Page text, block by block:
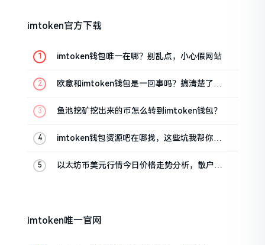
imtoken官方下载
imtoken钱包唯一在哪？别乱点，小心假网站
欧意和imtoken钱包是一回事吗？搞清楚了再
鱼池挖矿挖出来的币怎么转到imtoken钱包？
imtoken钱包资源吧在哪找，这些坑我帮你趟
以太坊币美元行情今日价格走势分析，散户如
imtoken唯一官网